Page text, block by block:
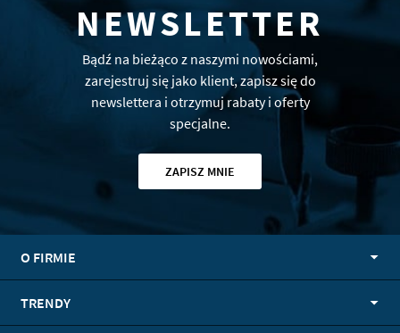
NEWSLETTER
Bądź na bieżąco z naszymi nowościami,
zarejestruj się jako klient, zapisz się do
newslettera i otrzymuj rabaty i oferty
specjalne.
ZAPISZ MNIE
O FIRMIE
TRENDY